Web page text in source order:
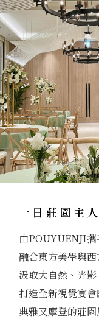
一日莊園主
由POUYUENJI
融合東方美學與西
汲取大自然、光影
打造全新視覺宴會
典雅又摩登的莊園